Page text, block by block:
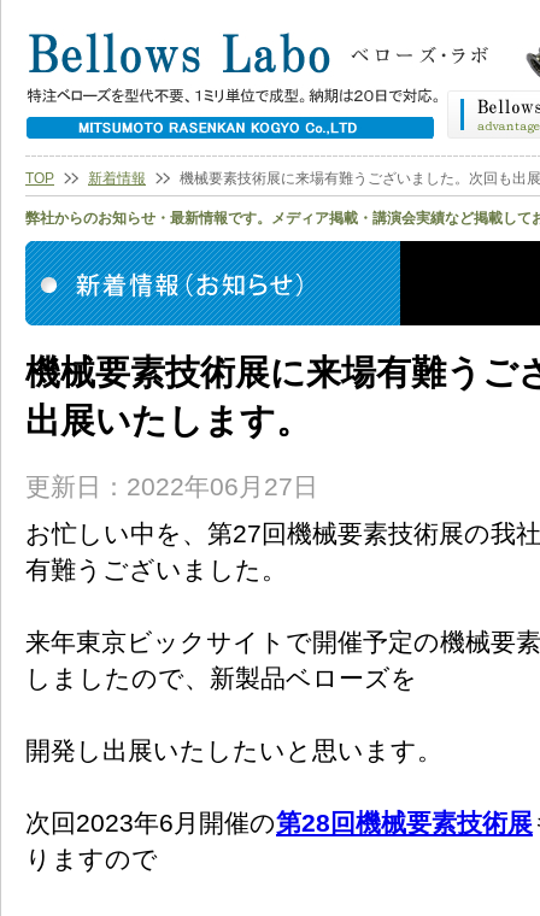
TOP 新着情報 機械要素技術展に来場有難うございました。次回も出
弊社からのお知らせ・最新情報です。メディア掲載・講演会実績など掲載して
機械要素技術展に来場有難うご
出展いたします。
更新日：2022年06月27日
お忙しい中を、第27回機械要素技術展の我
有難うございました。
来年東京ビックサイトで開催予定の機械要
しましたので、新製品ベローズを
開発し出展いたしたいと思います。
次回2023年6月開催の第28回機械要素技術展
りますので